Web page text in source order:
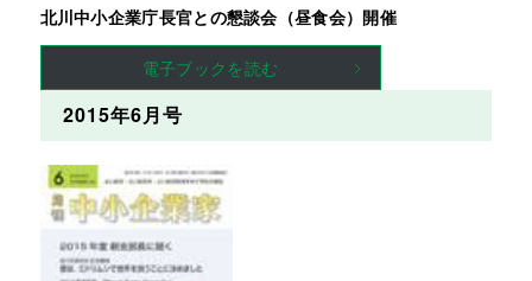
北川中小企業庁長官との懇談会（昼食会）開催
電子ブックを読む
2015年6月号